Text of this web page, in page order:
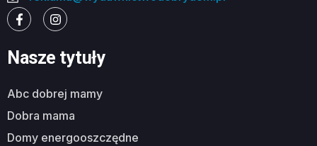
Nasze tytuły
abc dobrej mamy
dobra mama
domy energooszczędne